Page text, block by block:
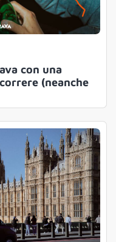
con una
(neanche